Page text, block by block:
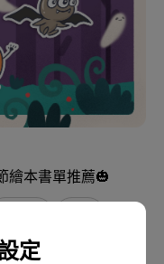
定
繪本書單推薦🎃
繪本作家系列